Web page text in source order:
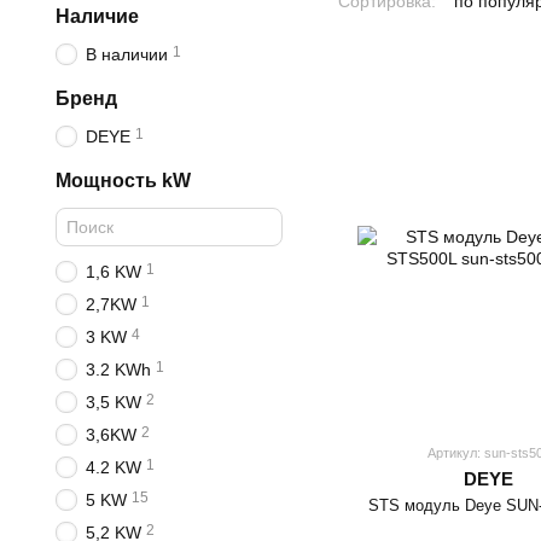
Артикул: sun-
DEYE
STS модуль Deye SUN-
Наличие
В наличии 1
Бренд
DEYE 1
Мощность kW
1,6 KW 1
2,7KW 1
3 KW 4
3.2 KWh 1
3,5 KW 2
3,6KW 2
4.2 KW 1
5 KW 15
5,2 KW 2